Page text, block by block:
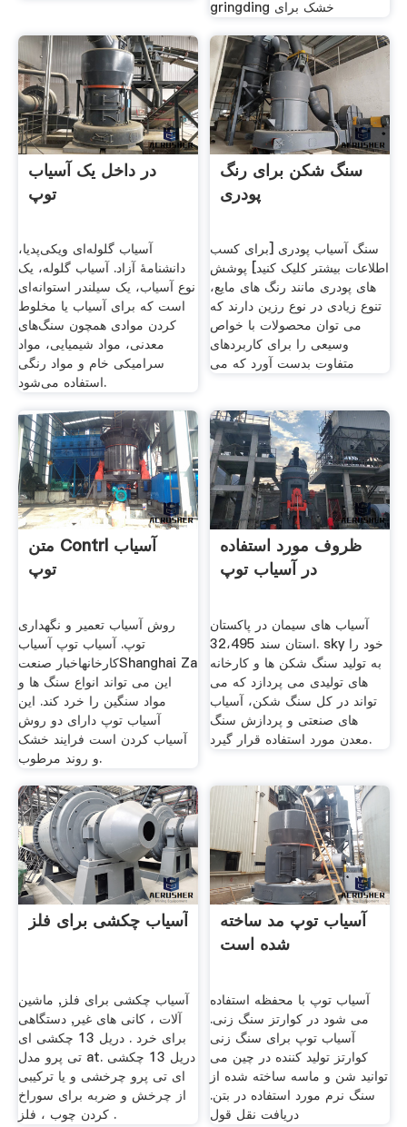
gringding خشک برای
در داخل یک آسیاب
توپ
آسیاب گلوله‌ای ویکی‌پدیا،
دانشنامهٔ آزاد. آسیاب گلوله، یک
نوع آسیاب، یک سیلندر استوانه‌ای
است که برای آسیاب یا مخلوط
کردن موادی همچون سنگ‌های
معدنی، مواد شیمیایی، مواد
سرامیکی خام و مواد رنگی
استفاده می‌شود.
سنگ شکن برای رنگ
پودری
سنگ آسیاب پودری [برای کسب
اطلاعات بیشتر کلیک کنید] پوشش
های پودری مانند رنگ های مایع،
تنوع زیادی در نوع رزین دارند که
می توان محصولات با خواص
وسیعی را برای کاربردهای
متفاوت بدست آورد که می
متن Contrl آسیاب
توپ
روش آسیاب تعمیر و نگهداری
توپ. آسیاب توپ آسیاب
کارخانهاخبار صنعتShanghai Za
این می تواند انواع سنگ ها و
مواد سنگین را خرد کند. این
آسیاب توپ دارای دو روش
آسیاب کردن است فرایند خشک
و روند مرطوب.
ظروف مورد استفاده
در آسیاب توپ
آسیاب های سیمان در پاکستان
استان سند 32،495. sky خود را
به تولید سنگ شکن ها و کارخانه
های تولیدی می پردازد که می
تواند در کل سنگ شکن، آسیاب
های صنعتی و پردازش سنگ
معدن مورد استفاده قرار گیرد.
آسیاب چکشی برای فلز
آسیاب چکشی برای فلز, ماشین
آلات ، کانی های غیر, دستگاهی
برای خرد . دریل 13 چکشی ای
تی پرو مدل at. دریل 13 چکشی
ای تی پرو چرخشی و یا ترکیبی
از چرخش و ضربه برای سوراخ
کردن چوب ، فلز .
آسیاب توپ مد ساخته
شده است
آسیاب توپ با محفظه استفاده
می شود در کوارتز سنگ زنی.
آسیاب توپ برای سنگ زنی
کوارتز تولید کننده در چین می
توانید شن و ماسه ساخته شده از
سنگ نرم مورد استفاده در بتن.
دریافت نقل قول